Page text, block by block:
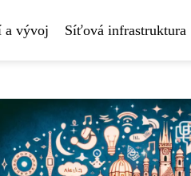
a vývoj Síťová infrastruktura